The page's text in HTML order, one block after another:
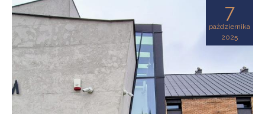
7
października
2025